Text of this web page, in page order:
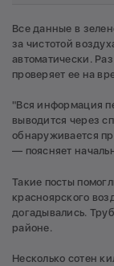
Все данные в
за чистотой
автоматически.
проверяет ее на
"Вся информация
выводится через
обнаруживается
— поясняет
Такие посты
красноярского
догадывались.
районе.
Несколько сотен